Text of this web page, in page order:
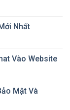
Nhất
Vào Website
Mật Và